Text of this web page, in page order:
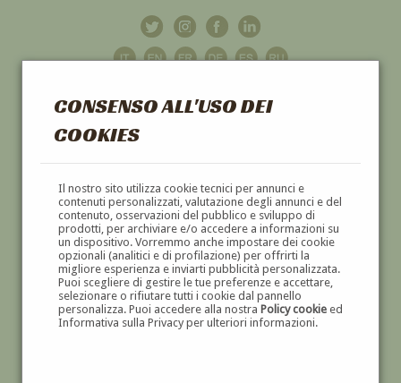
CONSENSO ALL'USO DEI
COOKIES
Il nostro sito utilizza cookie tecnici per annunci e
contenuti personalizzati, valutazione degli annunci e del
contenuto, osservazioni del pubblico e sviluppo di
prodotti, per archiviare e/o accedere a informazioni su
un dispositivo. Vorremmo anche impostare dei cookie
opzionali (analitici e di profilazione) per offrirti la
migliore esperienza e inviarti pubblicità personalizzata.
Puoi scegliere di gestire le tue preferenze e accettare,
selezionare o rifiutare tutti i cookie dal pannello
personalizza. Puoi accedere alla nostra Policy cookieed
Informativa sulla Privacy per ulteriori informazioni.
GALLERIAD'ARTE
DIPINTI E SCULTURE '800 E '900